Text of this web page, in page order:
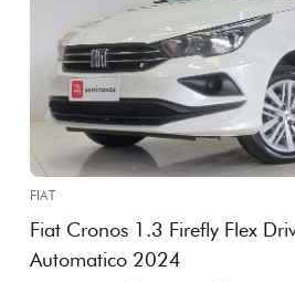
FIAT
Fiat Cronos 1.3 Firefly Flex
Automatico 2024